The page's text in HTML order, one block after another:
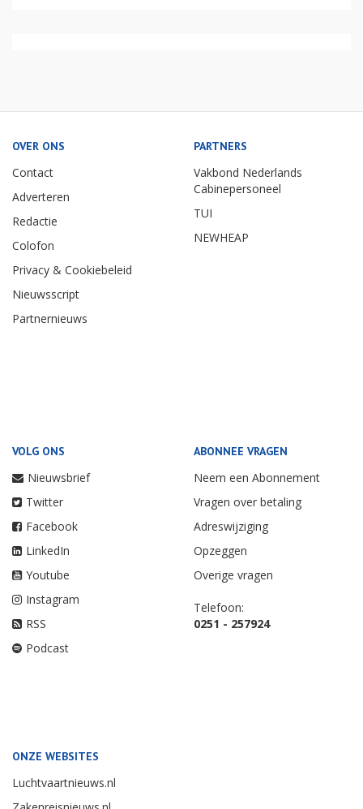
OVER ONS
Contact
Adverteren
Redactie
Colofon
Privacy & Cookiebeleid
Nieuwsscript
Partnernieuws
PARTNERS
Vakbond Nederlands
Cabinepersoneel
TUI
NEWHEAP
VOLG ONS
Nieuwsbrief
Twitter
Facebook
LinkedIn
Youtube
Instagram
RSS
Podcast
ABONNEE VRAGEN
Neem een Abonnement
Vragen over betaling
Adreswijziging
Opzeggen
Overige vragen
Telefoon:
0251 - 257924
ONZE WEBSITES
Luchtvaartnieuws.nl